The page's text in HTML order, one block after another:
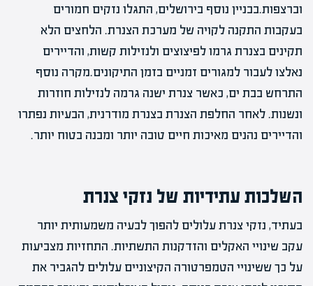
וברצפות.בבניין נוסף בירושלים, התגלו נזקים חמורים
בעקבות התקנה לקויה של מערכת הצנרת. הלחצים הלא
תקינים בצנרת גרמו לפיצוצים ולנזילות קשות, והדיירים
נאלצו לעבור למגורים זמניים בזמן התיקונים.מקרה נוסף
התרחש בבת ים, כאשר צנרת ישנה גרמה לנזילות חוזרות
ונשנות. לאחר החלפת הצנרת בצנרת מודרנית, הבעיות נפתרו
והדיירים נהנים מאיכות חיים טובה יותר ומבנה בטוח יותר.
השלכות עתידיות של נזקי צנרת
בעתיד, נזקי צנרת עלולים להפוך לבעיה משמעותית יותר
עקב שינויי האקלים והזדקנות התשתיות. התחזיות מצביעות
על כך ששינויי הטמפרטורה הקיצוניים עלולים להגביר את